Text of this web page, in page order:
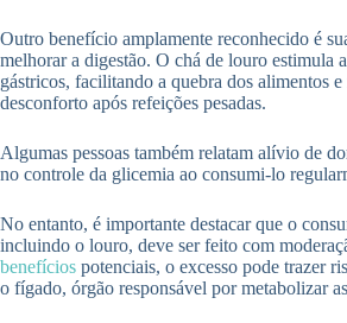
Outro benefício amplamente reconhecido é
melhorar a digestão. O chá de louro estimula
gástricos, facilitando a quebra dos alimentos
desconforto após refeições pesadas.
Algumas pessoas também relatam alívio de
no controle da glicemia ao consumi-lo
No entanto, é importante destacar que o
incluindo o louro, deve ser feito com
benefícios potenciais, o excesso pode trazer
o fígado, órgão responsável por metabolizar